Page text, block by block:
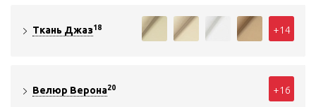
Ткань Джаз18 +14
Велюр Верона20 +16